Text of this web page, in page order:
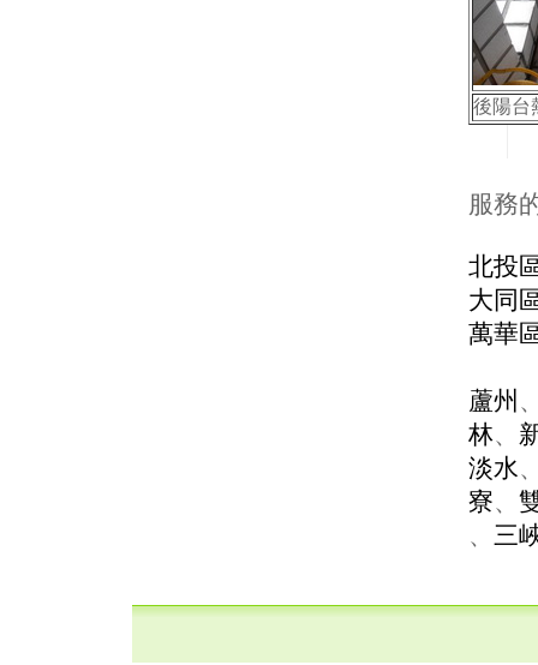
後陽台
服務
北投
大同
萬華
蘆州
林、
淡水
寮、
、 三